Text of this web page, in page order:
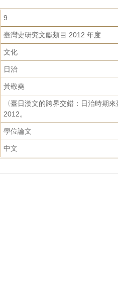
9
臺灣史研究文獻類目 2012 年度
文化
日治
黃敬堯
〈臺日漢文的跨界交錯：日治時期
2012。
學位論文
中文